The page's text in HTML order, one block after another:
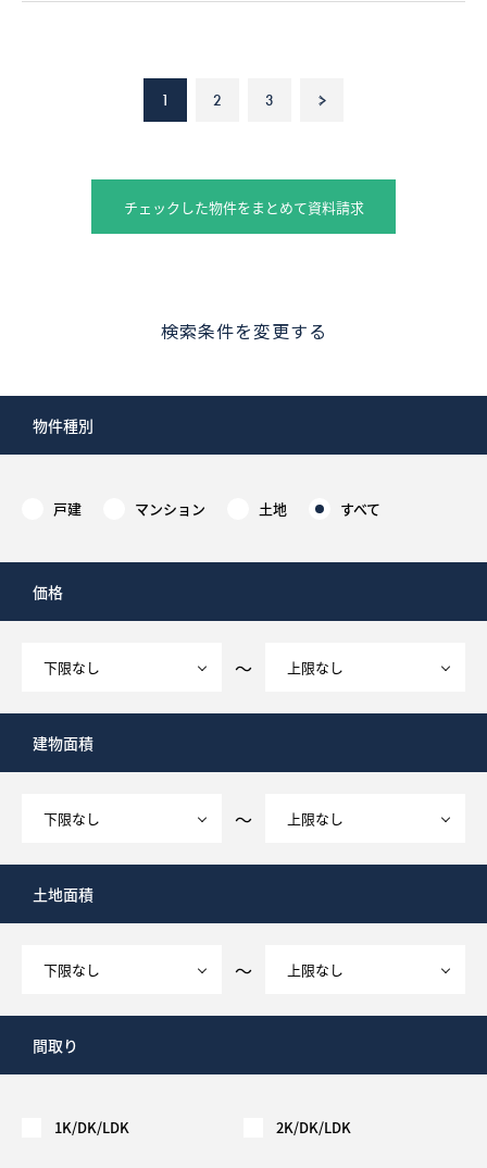
1 2 3 >
チェックした物件をまとめて資料請求
検索条件を変更する
物件種別
戸建 マンション 土地 すべて
価格
～
建物面積
～
土地面積
～
間取り
1K/DK/LDK 2K/DK/LDK